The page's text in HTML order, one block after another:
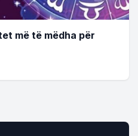
më të mëdha për